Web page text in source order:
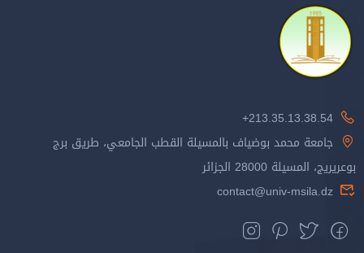
213.35.13.38.54+
جامعة محمد بوضياف بالمسيلة القطب الجامعي، طريق برج
بوعريريج، المسيلة 28000 الجزائر
contact@univ-msila.dz